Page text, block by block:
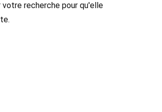
recherche pour qu'elle